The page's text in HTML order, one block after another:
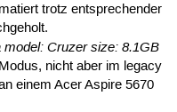
trotz entsprechender
Cruzer size: 8.1GB
nicht aber im legacy
einem Acer Aspire 5670